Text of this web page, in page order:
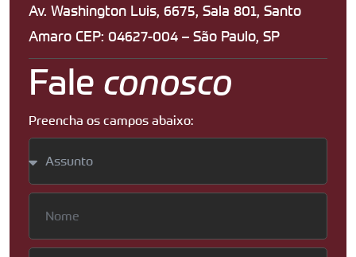
Av. Washington Luis, 6675, Sala 801, Santo
Amaro CEP: 04627-004 – São Paulo, SP
Fale conosco
Preencha os campos abaixo: